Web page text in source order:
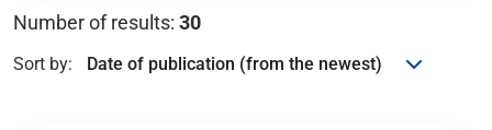
Number of results: 30
Sort by: